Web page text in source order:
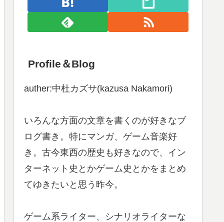
Profile＆Blog
auther:中杜カズサ(kazusa Nakamori)
いろんな方面の文章を書くのが好きなブ
ログ書き。特にマンガ、ゲーム音楽好
き。古今東西の歴史も好きなので、イン
ターネット史とかゲーム史とかをまとめ
てゆきたいと思う昨今。
ゲーム系ライター、シナリオライターな